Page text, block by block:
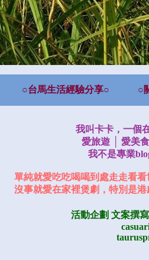
○台馬生活經驗分享○ ○
我叫卡卡，一個
愛旅遊 │ 愛美
我不是專業
單純就愛吃吃喝喝到處走走看
沒事就愛在家裡煲劇，特別是
活動企劃 文案撰